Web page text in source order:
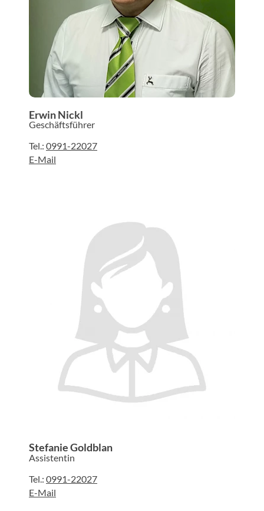
Erwin Nickl
Geschäftsführer
Tel.: 0991-22027
E-Mail
Stefanie Goldblan
Assistentin
Tel.: 0991-22027
E-Mail